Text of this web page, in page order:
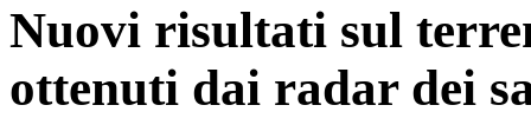
Nuovi risultati sul
ottenuti dai radar dei